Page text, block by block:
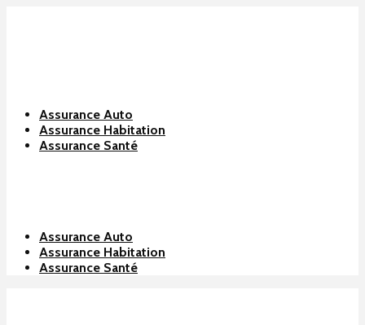
Assurance Auto
Assurance Habitation
Assurance Santé
Assurance Auto
Assurance Habitation
Assurance Santé